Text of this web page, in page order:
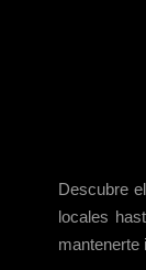
Descubre
locales
mantenerte